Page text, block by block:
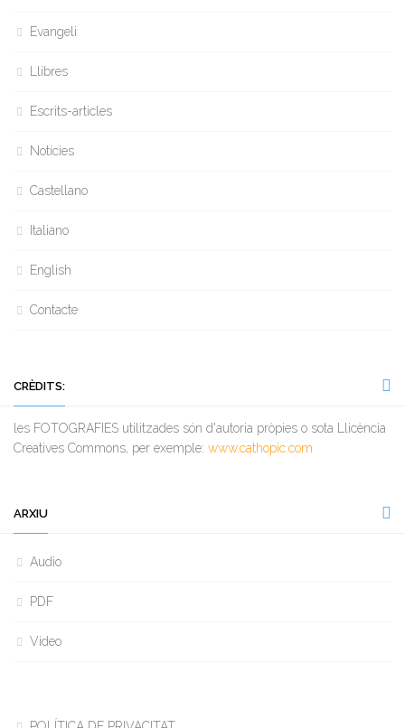
Evangeli
Llibres
Escrits-articles
Notícies
Castellano
Italiano
English
Contacte
CRÈDITS:
les FOTOGRAFIES utilitzades són d'autoria pròpies o sota Llicència
Creatives Commons, per exemple: www.cathopic.com
ARXIU
Audio
PDF
Video